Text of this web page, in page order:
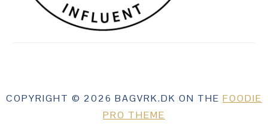
COPYRIGHT © 2026 BAGVRK.DK ON THE FOODIE
PRO THEME